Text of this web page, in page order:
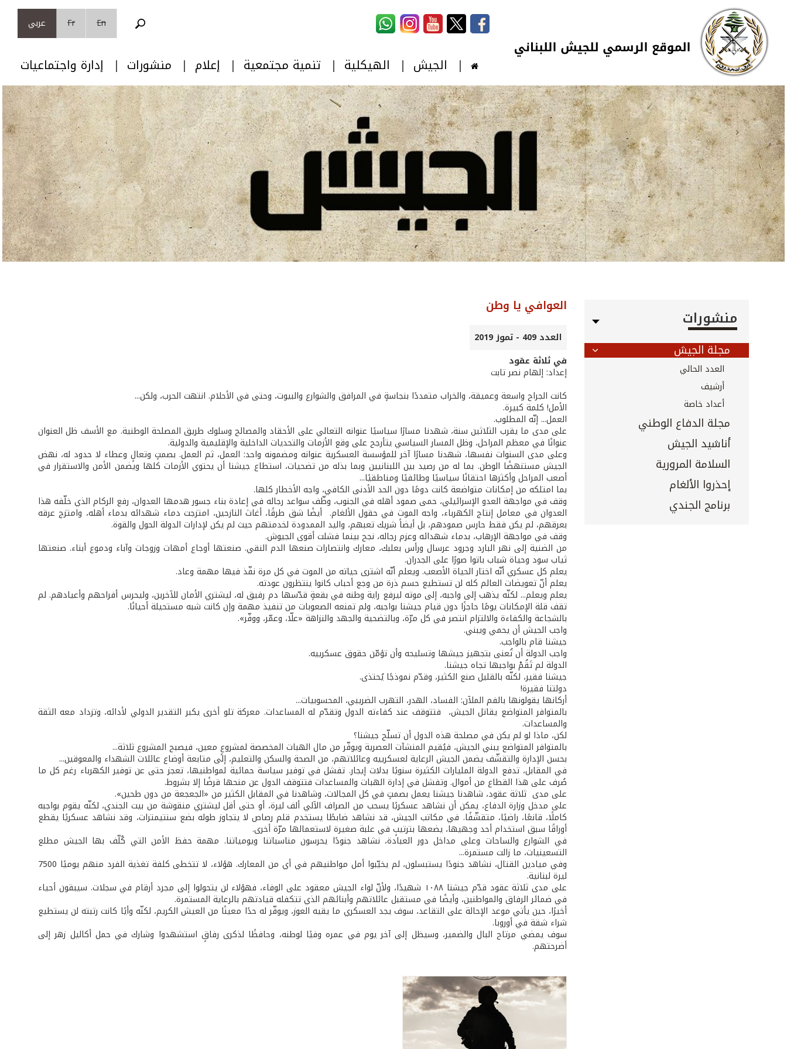
تجاوز إلى المحتوى الرئيسي
Skip to navigation
En
Fr عربي
الجيش الهيكلية تنمية مجتمعية إعلام منشورات إدارة واجتماعيات
منشورات
مجلة الجيش
العدد الحالي
أرشيف
أعداد خاصة
مجلة الدفاع الوطني
أناشيد الجيش
السلامة المرورية
إحذروا الألغام
برنامج الجندي
العوافي يا وطن
العدد 409 - تموز 2019
في ثلاثة عقود
إعداد: إلهام نصر تابت
كانت الجراح واسعة وعميقة، والخراب متمددًا بنجاسةٍ في المرافق والشوارع والبيوت، وحتى في الأحلام. انتهت الحرب، ولكن...
الأمل! كلمة كبيرة.
العمل... إنّه المطلوب.
على مدى ما يقرب الثلاثين سنة، شهدنا مسارًا سياسيًا عنوانه التعالي على الأحقاد والمصالح وسلوك طريق المصلحة الوطنية. مع الأسف ظل العنوان
عنوانًا في معظم المراحل، وظل المسار السياسي يتأرجح على وقع الأزمات والتحديات الداخلية والإقليمية والدولية.
وعلى مدى السنوات نفسها، شهدنا مسارًا آخر للمؤسسة العسكرية عنوانه ومضمونه واحد: العمل، ثم العمل. بصمتٍ وتعالٍ وعطاء لا حدود له، نهض
الجيش مستنهضًا الوطن. بما له من رصيد بين اللبنانيين وبما بذله من تضحيات، استطاع جيشنا أن يحتوي الأزمات كلها ويضمن الأمن والاستقرار في
أصعب المراحل وأكثرها احتقانًا سياسيًا وطائفيًا ومناطقيًا...
بما امتلكه من إمكانات متواضعة كانت دومًا دون الحد الأدنى الكافي، واجه الأخطار كلها.
وقف في مواجهة العدو الإسرائيلي، حمى صمود أهله في الجنوب، وظّف سواعد رجاله في إعادة بناء جسور هدمها العدوان، رفع الركام الذي خلّفه هذا
العدوان في معامل إنتاج الكهرباء، واجه الموت في حقول الألغام. أيضًا شق طرقًا، أغاث النازحين، امتزجت دماء شهدائه بدماء أهله، وامتزج عرقه
بعرقهم، لم يكن فقط حارس صمودهم، بل أيضاً شريك تعبهم، واليد الممدودة لخدمتهم حيث لم يكن لإدارات الدولة الحول والقوة.
وقف في مواجهة الإرهاب، بدماء شهدائه وعزم رجاله، نجح بينما فشلت أقوى الجيوش.
من الضنية إلى نهر البارد وجرود عرسال ورأس بعلبك، معارك وانتصارات صنعها الدم النقي. صنعتها أوجاع أمهات وزوجات وآباء ودموع أبناء. صنعتها
ثياب سود وحياة شباب باتوا صورًا على الجدران.
يعلم كل عسكري أنّه اختار الحياة الأصعب. ويعلم أنّه اشترى حياته من الموت في كل مرة نفّذ فيها مهمة وعاد.
يعلم أنّ تعويضات العالم كله لن تستطيع حسم ذرة من وجع أحباب كانوا ينتظرون عودته.
يعلم ويعلم... لكنّه يذهب إلى واجبه، إلى موته ليرفع راية وطنه في بقعةٍ قدّسها دم رفيق له، ليشتري الأمان للآخرين، وليحرس أفراحهم وأعيادهم. لم
تقف قلة الإمكانات يومًا حاجزًا دون قيام جيشنا بواجبه، ولم تمنعه الصعوبات من تنفيذ مهمة وإن كانت شبه مستحيلة أحيانًا.
بالشجاعة والكفاءة والالتزام انتصر في كل مرّة، وبالتضحية والجهد والنزاهة «علّا، وعمّر، ووفّر».
واجب الجيش أن يحمي ويبني.
جيشنا قام بالواجب.
واجب الدولة أن تُعنى بتجهيز جيشها وتسليحه وأن تؤمّن حقوق عسكرييه.
الدولة لم تَقُمْ بواجبها تجاه جيشنا.
جيشنا فقير، لكنّه بالقليل صنع الكثير، وقدّم نموذجًا يُحتذى.
دولتنا فقيرة!
أركانها يقولونها بالفم الملآن: الفساد، الهدر، التهرب الضريبي، المحسوبيات...
بالمتوافر المتواضع يقاتل الجيش، فتتوقف عند كفاءته الدول وتقدّم له المساعدات. معركة تلو أخرى يكبر التقدير الدولي لأدائه، وتزداد معه الثقة
والمساعدات.
لكن، ماذا لو لم يكن في مصلحة هذه الدول أن تسلّح جيشنا؟
بالمتوافر المتواضع يبني الجيش، فيُقيم المنشآت العصرية ويوفّر من مال الهبات المخصصة لمشروعٍ معين، فيصبح المشروع ثلاثة...
بحسن الإدارة والتقشّف يضمن الجيش الرعاية لعسكرييه وعائلاتهم، من الصحة والسكن والتعليم، إلى متابعة أوضاع عائلات الشهداء والمعوقين...
في المقابل، تدفع الدولة المليارات الكثيرة سنويًا بدلات إيجار. تفشل في توفير سياسة حمائية لمواطنيها، تعجز حتى عن توفير الكهرباء رغم كل ما
صُرف على هذا القطاع من أموال. وتفشل في إدارة الهبات والمساعدات فتتوقف الدول عن منحها قرضًا إلا بشروط.
على مدى ثلاثة عقود، شاهدنا جيشنا يعمل بصمتٍ في كل المجالات، وشاهدنا في المقابل الكثير من «الجعجعة من دون طحين».
على مدخل وزارة الدفاع، يمكن أن نشاهد عسكريًا يسحب من الصراف الآلي ألف ليرة، أو حتى أقل ليشتري منقوشة من بيت الجندي، لكنّه يقوم بواجبه
كاملًا، قانعًا، راضيًا، متقشّفًا. في مكاتب الجيش، قد نشاهد ضابطًا يستخدم قلم رصاص لا يتجاوز طوله بضع سنتيمترات، وقد نشاهد عسكريًا يقطع
أوراقًا سبق استخدام أحد وجهيها، يضعها بترتيبٍ في علبة صغيرة لاستعمالها مرّة أخرى.
في الشوارع والساحات وعلى مداخل دور العبادة، نشاهد جنودًا يحرسون مناسباتنا ويومياتنا. مهمة حفظ الأمن التي كُلّف بها الجيش مطلع
التسعينيات، ما زالت مستمرة...
وفي ميادين القتال، نشاهد جنودًا يستبسلون، لم يخيّبوا أمل مواطنيهم في أي من المعارك. هؤلاء، لا تتخطى كلفة تغذية الفرد منهم يوميًا 7500
ليرة لبنانية.
على مدى ثلاثة عقود قدّم جيشنا ١٠٨٨ شهيدًا، ولأنّ لواء الجيش معقود على الوفاء، فهؤلاء لن يتحولوا إلى مجرد أرقام في سجلات. سيبقون أحياء
في ضمائر الرفاق والمواطنين، وأيضًا في مستقبل عائلاتهم وأبنائهم الذي تتكفله قيادتهم بالرعاية المستمرة.
أخيرًا، حين يأتي موعد الإحالة على التقاعد، سوف يجد العسكري ما يقيه العوز، ويوفّر له حدًا معينًا من العيش الكريم، لكنّه وأيًا كانت رتبته لن يستطيع
شراء شقة في أوروبا.
سوف يمضي مرتاح البال والضمير، وسيظل إلى آخر يوم في عمره وفيًا لوطنه، وحافظًا لذكرى رفاقٍ استشهدوا وشارك في حمل أكاليل زهر إلى
أضرحتهم.